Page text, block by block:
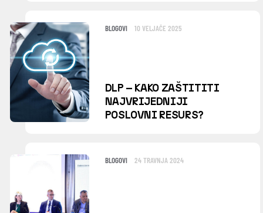
BLOGOVI 10 VELJAČE 2025
DLP – KAKO ZAŠTITITI
NAJVRIJEDNIJI
POSLOVNI RESURS?
BLOGOVI 24 TRAVNJA 2024